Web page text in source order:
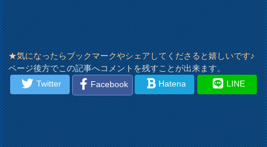
★気になったらブックマークやシェアしてくださると嬉しいです♪
ページ後方でこの記事へコメントを残すことが出来ます。
Twitter
Facebook Hatena LINE